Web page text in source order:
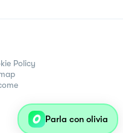
Policy
Parla con olivia